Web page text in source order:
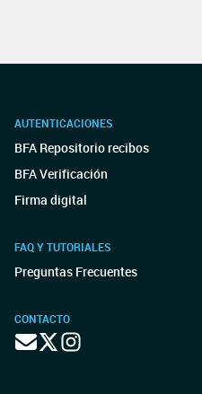
AUTENTICACIONES
BFA Repositorio recibos
BFA Verificación
Firma digital
FAQ Y TUTORIALES
Preguntas Frecuentes
CONTACTO